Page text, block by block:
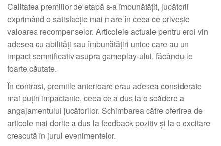
Calitatea premiilor de etapă s-a îmbunătățit, jucătorii
exprimând o satisfacție mai mare în ceea ce privește
valoarea recompenselor. Articolele actuale pentru eroi vin
adesea cu abilități sau îmbunătățiri unice care au un
impact semnificativ asupra gameplay-ului, făcându-le
foarte căutate.
În contrast, premiile anterioare erau adesea considerate
mai puțin impactante, ceea ce a dus la o scădere a
angajamentului jucătorilor. Schimbarea către oferirea de
articole mai dorite a dus la feedback pozitiv și la o excitare
crescută în jurul evenimentelor.